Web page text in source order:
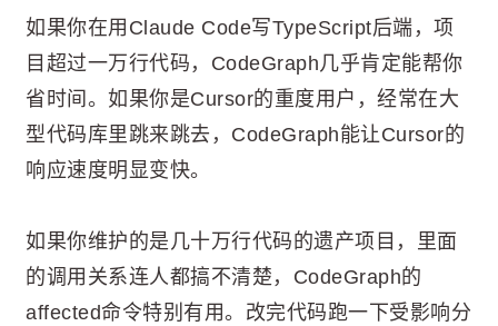
如果你在用Claude Code写TypeScript后端，项
目超过一万行代码，CodeGraph几乎肯定能帮你
省时间。如果你是Cursor的重度用户，经常在大
型代码库里跳来跳去，CodeGraph能让Cursor的
响应速度明显变快。
如果你维护的是几十万行代码的遗产项目，里面
的调用关系连人都搞不清楚，CodeGraph的
affected命令特别有用。改完代码跑一下受影响分